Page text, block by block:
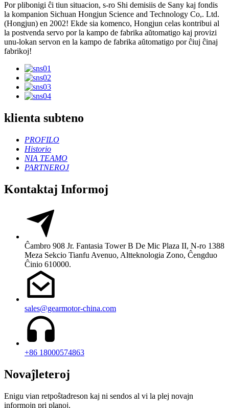
Por plibonigi ĉi tiun situacion, s-ro Shi demisiis de Sany kaj fondis
la kompanion Sichuan Hongjun Science and Technology Co,. Ltd.
(Hongjun) en 2002! Ekde sia komenco, Hongjun celas kontribui al
la postvenda servo por la kampo de fabrika aŭtomatigo kaj provizi
unu-lokan servon en la kampo de fabrika aŭtomatigo por ĉiuj ĉinaj
fabrikoj!
klienta subteno
PROFILO
Historio
NIA TEAMO
PARTNEROJ
Kontaktaj Informoj
Ĉambro 908 Jr. Fantasia Tower B De Mic Plaza II, N-ro 1388
Meza Sekcio Tianfu Avenuo, Altteknologia Zono, Ĉengduo
Ĉinio 610000.
sales@gearmotor-china.com
+86 18000574863
Novaĵleteroj
Enigu vian retpoŝtadreson kaj ni sendos al vi la plej novajn
informojn pri planoj.